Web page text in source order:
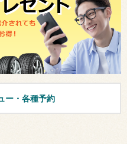
ー・各種予約